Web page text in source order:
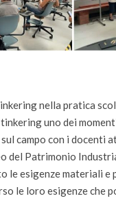
nella pratica
uno dei
campo con i docenti
del Patrimonio
le esigenze materiali
le loro esigenze che